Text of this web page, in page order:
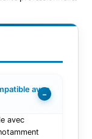
avec
−
avec